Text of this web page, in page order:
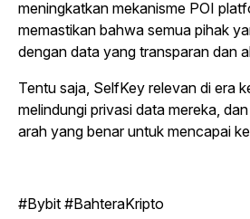
meningkatkan mekanisme POI
memastikan bahwa semua pihak
dengan data yang transparan dan
Tentu saja, SelfKey relevan di era
melindungi privasi data mereka,
arah yang benar untuk mencapai
#Bybit #BahteraKripto